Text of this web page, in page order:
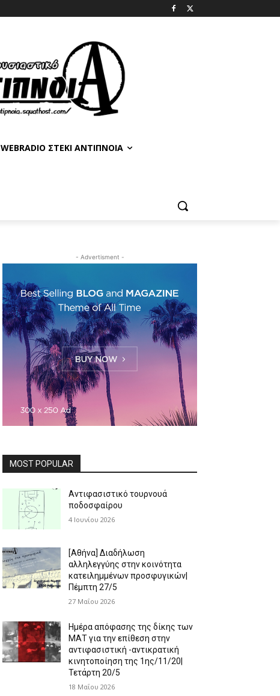
WEBRADIO ΣΤΈΚΙ ΑΝΤΊΠΝΟΙΑ
- Advertisment -
MOST POPULAR
Αντιφασιστικό τουρνουά
ποδοσφαίρου
4 Ιουνίου 2026
[Αθήνα] Διαδήλωση
αλληλεγγύης στην κοινότητα
κατειλημμένων προσφυγικών|
Πέμπτη 27/5
27 Μαΐου 2026
Ημέρα απόφασης της δίκης των
ΜΑΤ για την επίθεση στην
αντιφασιστική -αντικρατική
κινητοποίηση της 1ης/11/20|
Τετάρτη 20/5
18 Μαΐου 2026